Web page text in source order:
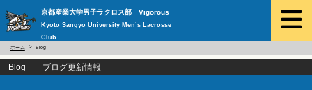
京都産業大学男子ラクロス部 Vigorous
Kyoto Sangyo University Men’s Lacrosse
Club
ホーム Blog
Blog ブログ更新情報